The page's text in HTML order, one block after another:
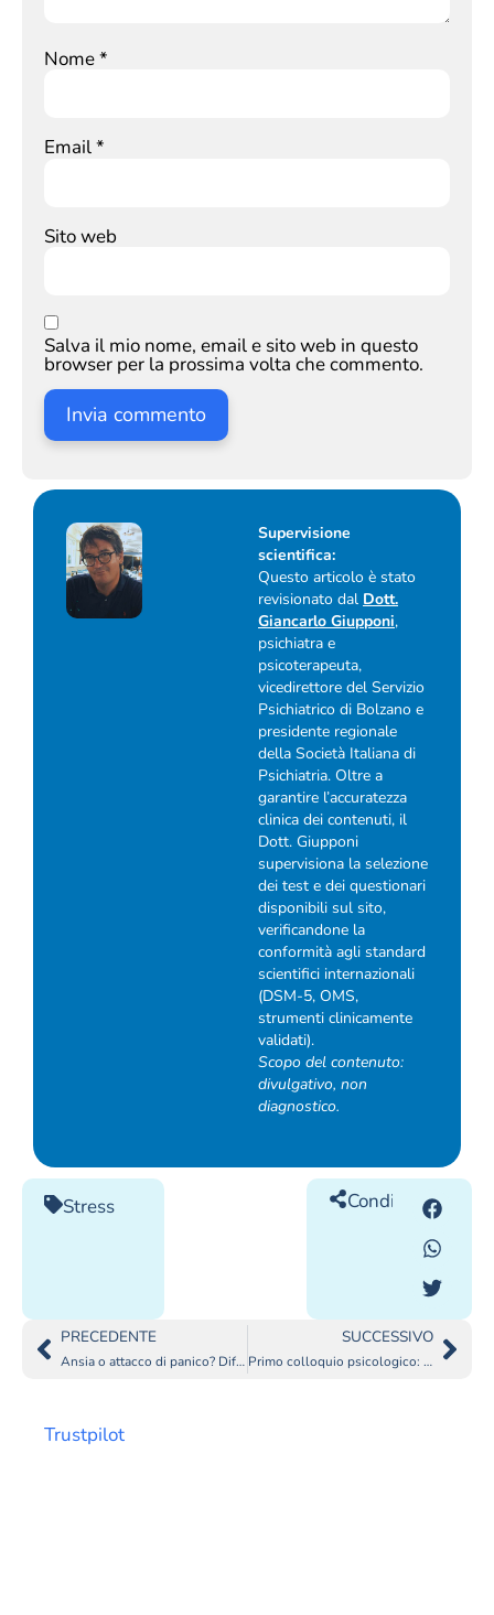
Nome*
Email*
Sito web
Salva il mio nome, email e sito web in questo
browser per la prossima volta che commento.
Supervisione
scientifica:
Questo articolo è stato
revisionato dal Dott.
Giancarlo Giupponi,
psichiatra e
psicoterapeuta,
vicedirettore del Servizio
Psichiatrico di Bolzano e
presidente regionale
della Società Italiana di
Psichiatria. Oltre a
garantire l’accuratezza
clinica dei contenuti, il
Dott. Giupponi
supervisiona la selezione
dei test e dei questionari
disponibili sul sito,
verificandone la
conformità agli standard
scientifici internazionali
(DSM-5, OMS,
strumenti clinicamente
validati).
Scopo del contenuto:
divulgativo, non
diagnostico.
Stress Condividilo
PRECEDENTE
Ansia o attacco di panico? Differenze, cosa fare subito e quando farsi aiutare
SUCCESSIVO
Primo colloquio psicologico: cosa dire e cosa NON serve portare
Trustpilot